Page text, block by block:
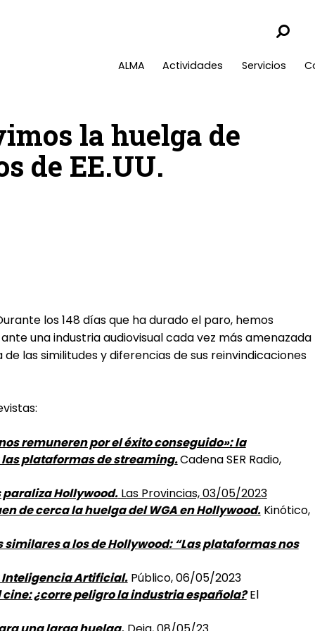
ALMA Actividades Servicios
la huelga de
de EE.UU.
los 148 días que ha durado el paro, hemos
una industria audiovisual cada vez más amenazada
las similitudes y diferencias de sus reinvindicaciones
remuneren por el éxito conseguido»: la
plataformas de streaming.Cadena SER Radio,
paraliza Hollywood.Las Provincias, 03/05/2023
de cerca la huelga del WGA en Hollywood.Kinótico,
a los de Hollywood: “Las plataformas nos
Inteligencia Artificial.Público, 06/05/2023
¿corre peligro la industriaespañola?El